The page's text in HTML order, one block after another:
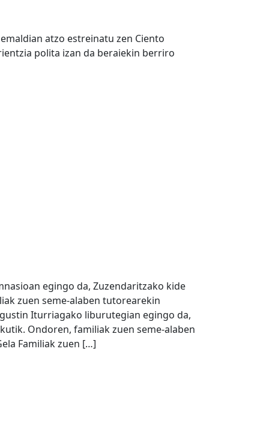
atzo estreinatu zen Ciento
polita izan da beraiekin berriro
egingo da, Zuzendaritzako kide
zuen seme-alaben tutorearekin
Iturriagako liburutegian egingo da,
Ondoren, familiak zuen seme-alaben
Familiak zuen […]